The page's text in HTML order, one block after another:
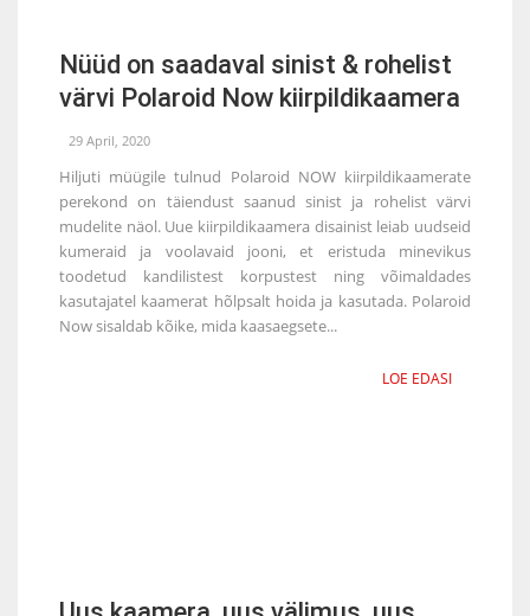
Nüüd on saadaval sinist & rohelist
värvi Polaroid Now kiirpildikaamera
29 April, 2020
Hiljuti müügile tulnud Polaroid NOW kiirpildikaamerate
perekond on täiendust saanud sinist ja rohelist värvi
mudelite näol. Uue kiirpildikaamera disainist leiab uudseid
kumeraid ja voolavaid jooni, et eristuda minevikus
toodetud kandilistest korpustest ning võimaldades
kasutajatel kaamerat hõlpsalt hoida ja kasutada. Polaroid
Now sisaldab kõike, mida kaasaegsete...
LOE EDASI